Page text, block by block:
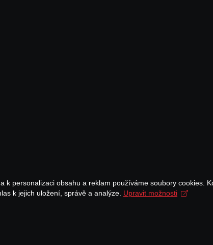
k personalizaci obsahu a reklam používáme soubory cookies.
k jejich uložení, správě a analýze. Upravit možnosti